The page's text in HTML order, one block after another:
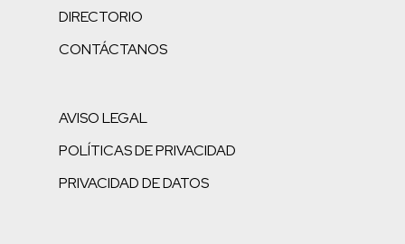
DIRECTORIO
CONTÁCTANOS
AVISO LEGAL
POLÍTICAS DE PRIVACIDAD
PRIVACIDAD DE DATOS